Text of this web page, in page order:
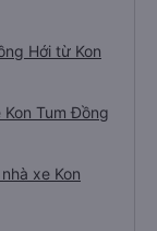
Hới từ Kon
Kon Tum Đồng
xe Kon